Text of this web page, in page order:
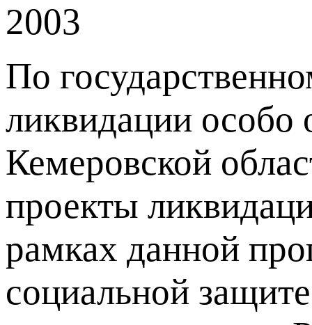
2003
По
ликвидации
Кемеровской
проекты
рамках данной
социальной